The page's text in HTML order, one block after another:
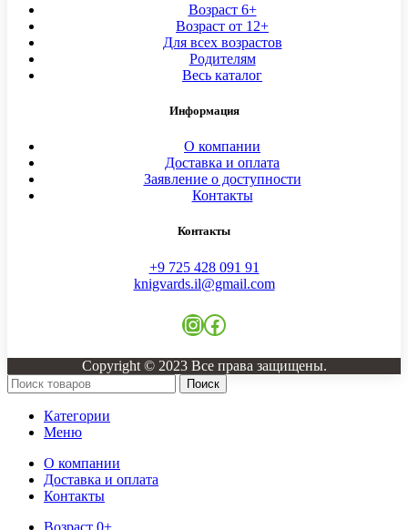
Возраст 6+
Возраст от 12+
Для всех возрастов
Родителям
Весь каталог
Информация
О компании
Доставка и оплата
Заявление о доступности
Контакты
Контакты
+9 725 428 091 91
knigvards.il@gmail.com
Copyright © 2023 Все права защищены.
Поиск
Категории
Меню
О компании
Доставка и оплата
Контакты
Возраст 0+